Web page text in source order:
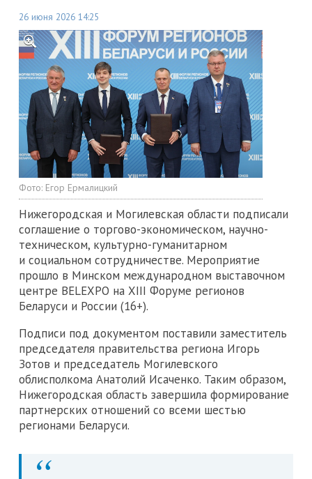
26 июня 2026 14:25
Фото: Егор Ермалицкий
Нижегородская и Могилевская области подписали
соглашение о торгово-экономическом, научно-
техническом, культурно-гуманитарном
и социальном сотрудничестве. Мероприятие
прошло в Минском международном выставочном
центре BELEXPO на XIII Форуме регионов
Беларуси и России (16+).
Подписи под документом поставили заместитель
председателя правительства региона Игорь
Зотов и председатель Могилевского
облисполкома Анатолий Исаченко. Таким образом,
Нижегородская область завершила формирование
партнерских отношений со всеми шестью
регионами Беларуси.